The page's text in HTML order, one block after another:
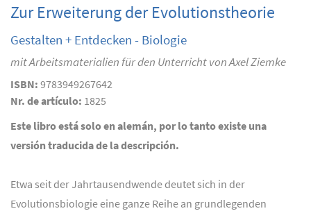
Zur Erweiterung der Evolutionstheorie
Gestalten + Entdecken - Biologie
mit Arbeitsmaterialien für den Unterricht von Axel Ziemke
ISBN: 9783949267642
Nr. de artículo: 1825
Este libro está solo en alemán, por lo tanto existe una
versión traducida de la descripción.
Etwa seit der Jahrtausendwende deutet sich in der
Evolutionsbiologie eine ganze Reihe an grundlegenden